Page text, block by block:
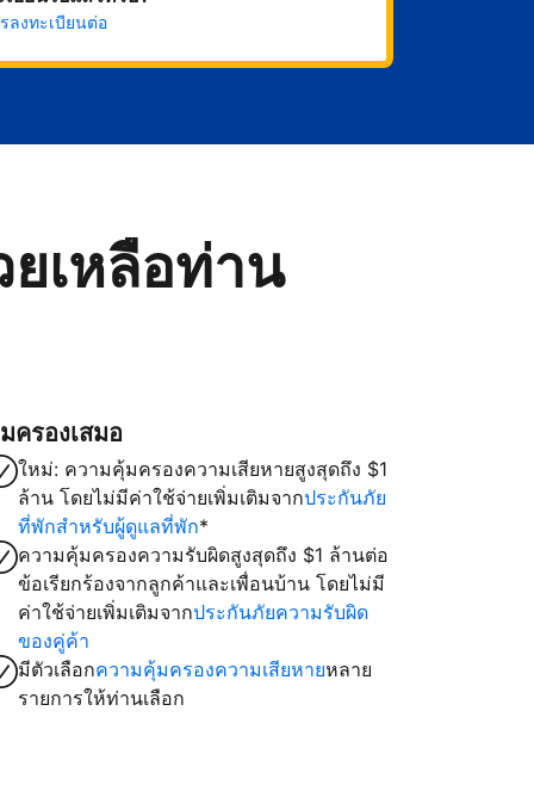
ลงทะเบียนต่อ
ยเหลือท่าน
ครองเสมอ
ใหม่: ความคุ้มครองความเสียหายสูงสุดถึง $1
ล้าน โดยไม่มีค่าใช้จ่ายเพิ่มเติมจากประกันภัย
ที่พักสำหรับผู้ดูแลที่พัก*
ความคุ้มครองความรับผิดสูงสุดถึง $1 ล้านต่อ
ข้อเรียกร้องจากลูกค้าและเพื่อนบ้าน โดยไม่มี
ค่าใช้จ่ายเพิ่มเติมจากประกันภัยความรับผิด
ของคู่ค้า
มีตัวเลือกความคุ้มครองความเสียหายหลาย
รายการให้ท่านเลือก